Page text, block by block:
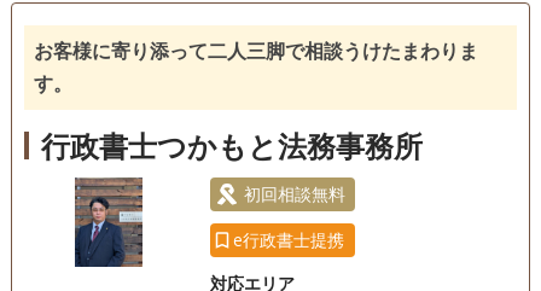
お客様に寄り添って二人三脚で相談うけたまわりま
す。
行政書士つかもと法務事務所
初回相談無料
e行政書士提携
対応エリア